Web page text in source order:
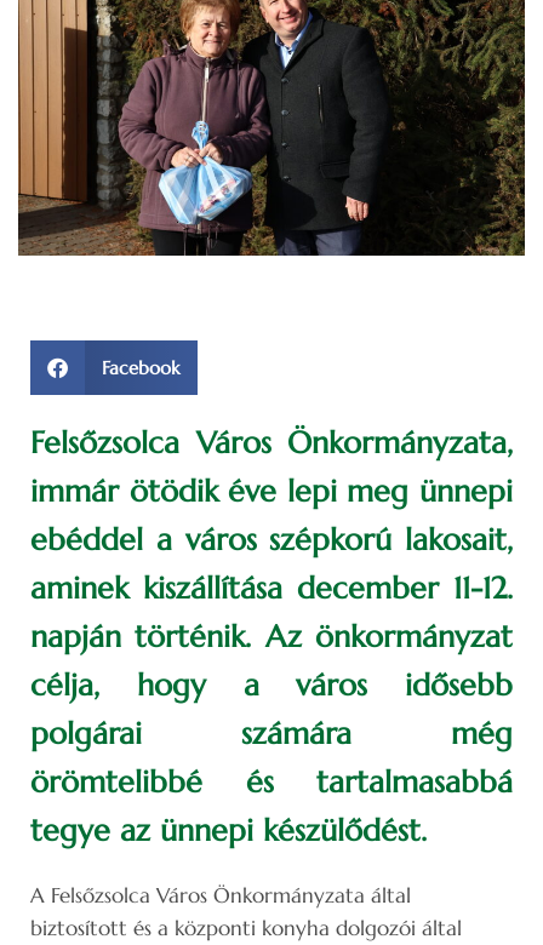
Facebook
Felsőzsolca Város Önkormányzata,
immár ötödik éve lepi meg ünnepi
ebéddel a város szépkorú lakosait,
aminek kiszállítása december 11-12.
napján történik. Az önkormányzat
célja, hogy a város idősebb
polgárai számára még
örömtelibbé és tartalmasabbá
tegye az ünnepi készülődést.
A Felsőzsolca Város Önkormányzata által
biztosított és a központi konyha dolgozói által